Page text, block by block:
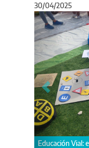
30/04/2025
Educación Vial:
Anterior